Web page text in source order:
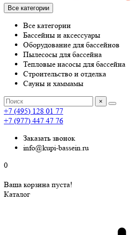
Все категории
Все категории
Бассейны и аксессуары
Оборудование для бассейнов
Пылесосы для бассейна
Тепловые насосы для бассейна
Строительство и отделка
Сауны и хаммамы
×
+7 (495) 128 01 77
+7 (977) 447 47 76
Заказать звонок
info@kupi-bassein.ru
0
Ваша корзина пуста!
Каталог